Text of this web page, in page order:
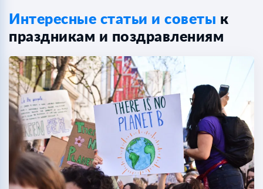
Интересные статьи и советы к
праздникам и поздравлениям